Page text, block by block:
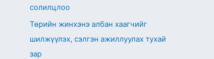
солилцлоо
Төрийн жинхэнэ албан хаагчийг
шилжүүлэх, сэлгэн ажиллуулах тухай
зар